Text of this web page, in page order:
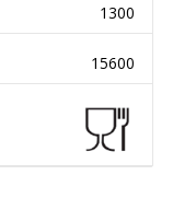
1300
15600